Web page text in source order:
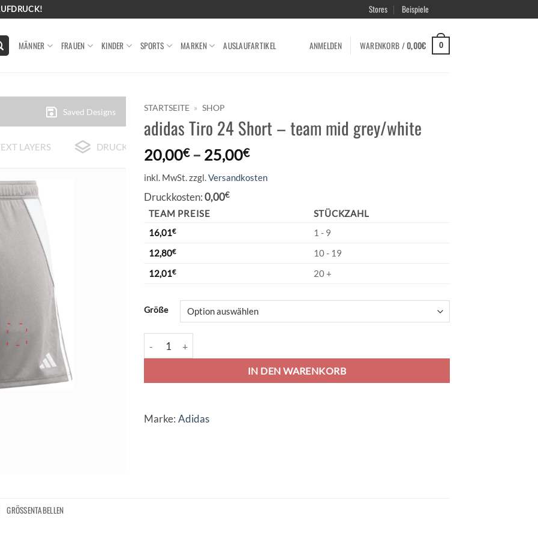
Stores Beispiele
MÄNNER FRAUEN KINDER SPORTS MARKEN AUSLAUFARTIKEL ANMELDEN WARENKORB /0,00€ 0
Saved Designs
LAYERS DRUCK-BEISPIELE
STARTSEITE » SHOP
adidas Tiro 24 Short – team mid grey/white
20,00€– 25,00€
inkl. MwSt.zzgl.Versandkosten
Druckkosten:0,00€
TEAM PREISE
STÜCKZAHL
16,01€
1 - 9
12,80€
10 - 19
12,01€ 20 +
Größe
adidas Tiro 24 Short - team mid grey/white Menge
IN DEN WARENKORB
Alternative:
Marke: Adidas
GRÖSSENTABELLEN